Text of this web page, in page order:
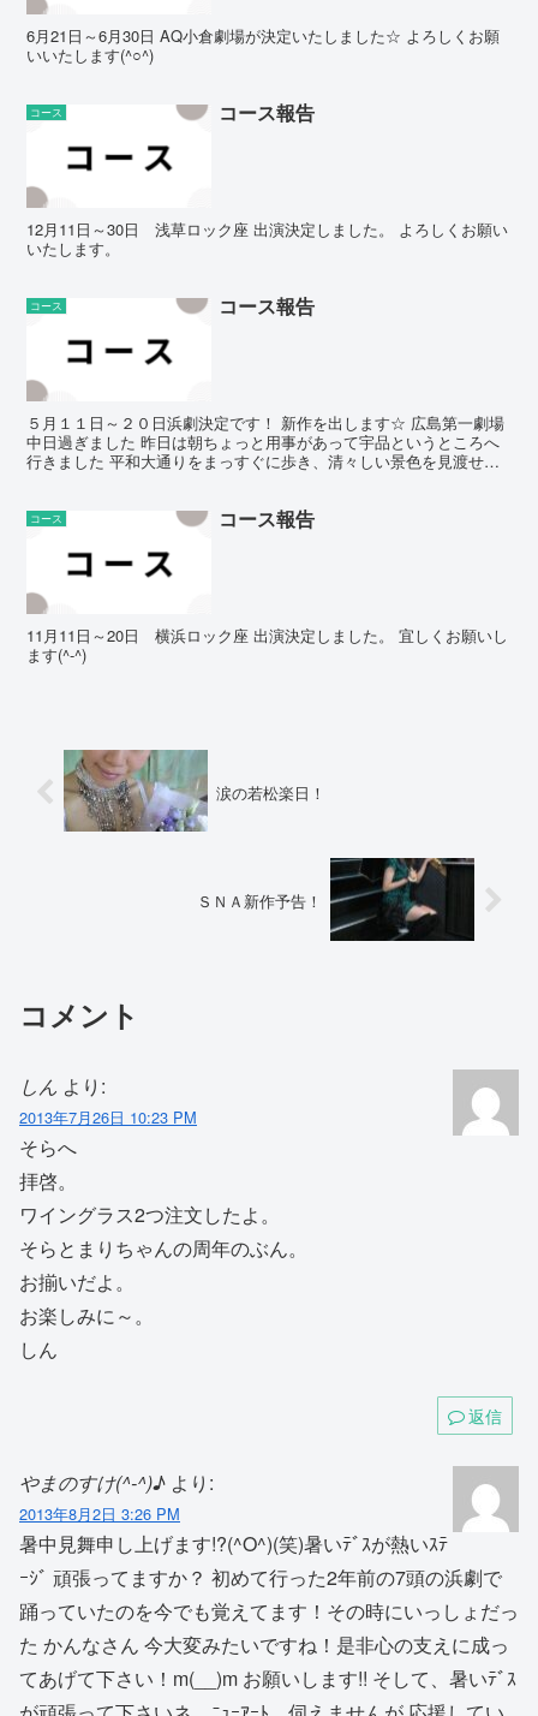
6月21日～6月30日 AQ小倉劇場が決定いたしました☆ よろしくお願
いいたします(^○^)
コース コース報告
12月11日～30日 浅草ロック座 出演決定しました。 よろしくお願い
いたします。
コース コース報告
５月１１日～２０日浜劇決定です！ 新作を出します☆ 広島第一劇場
中日過ぎました 昨日は朝ちょっと用事があって宇品というところへ
行きました 平和大通りをまっすぐに歩き、清々しい景色を見渡せる
コース コース報告
11月11日～20日 横浜ロック座 出演決定しました。 宜しくお願いし
ます(^-^)
涙の若松楽日！
ＳＮＡ新作予告！
コメント
しん より:
2013年7月26日 10:23 PM
そらへ
拝啓。
ワイングラス2つ注文したよ。
そらとまりちゃんの周年のぶん。
お揃いだよ。
お楽しみに～。
しん
返信
やまのすけ(^-^)♪ より:
2013年8月2日 3:26 PM
暑中見舞申し上げます!?(^O^)(笑)暑いﾃﾞｽが熱いｽﾃ
ｰｼﾞ 頑張ってますか？ 初めて行った2年前の7頭の浜劇で
踊っていたのを今でも覚えてます！その時にいっしょだっ
た かんなさん 今大変みたいですね！是非心の支えに成っ
てあげて下さい！m(__)m お願いします!! そして、暑いﾃﾞｽ